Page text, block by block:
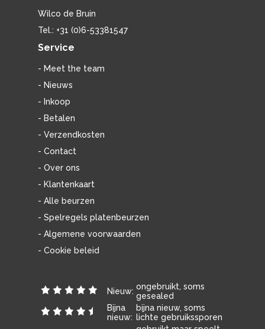
Wilco de Bruin
Tel.: +31 (0)6-53381547
Service
- Meet the team
- Nieuws
- Inkoop
- Betalen
- Verzendkosten
- Contact
- Over ons
- Klantenkaart
- Alle beurzen
- Spelregels platenbeurzen
- Algemene voorwaarden
- Cookie beleid
Nieuw: ongebruikt, soms
gesealed
Bijna
nieuw:
bijna nieuw, soms
lichte gebruikssporen